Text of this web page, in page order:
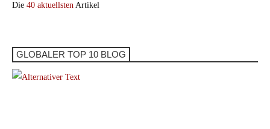
Die 40 aktuellsten Artikel
GLOBALER TOP 10 BLOG